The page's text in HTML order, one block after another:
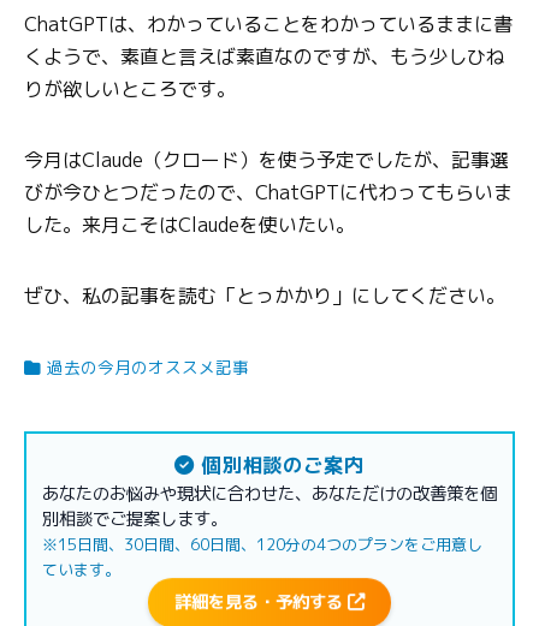
ChatGPTは、わかっていることをわかっているままに書
くようで、素直と言えば素直なのですが、もう少しひね
りが欲しいところです。
今月はClaude（クロード）を使う予定でしたが、記事選
びが今ひとつだったので、ChatGPTに代わってもらいま
した。来月こそはClaudeを使いたい。
ぜひ、私の記事を読む「とっかかり」にしてください。
過去の今月のオススメ記事
個別相談のご案内
あなたのお悩みや現状に合わせた、あなただけの改善策を個
別相談でご提案します。
※15日間、30日間、60日間、120分の4つのプランをご用意し
ています。
詳細を見る・予約する